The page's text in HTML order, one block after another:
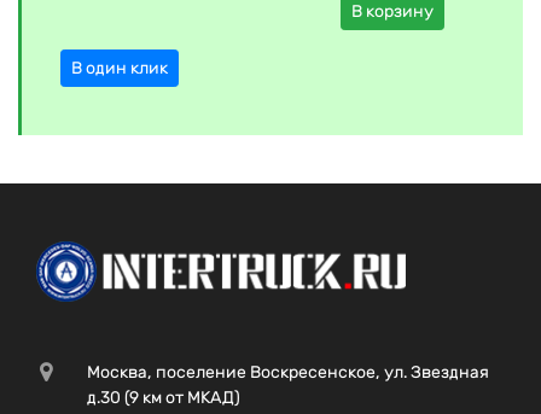
В корзину
В один клик
Москва, поселение Воскресенское, ул. Звездная
д.30 (9 км от МКАД)